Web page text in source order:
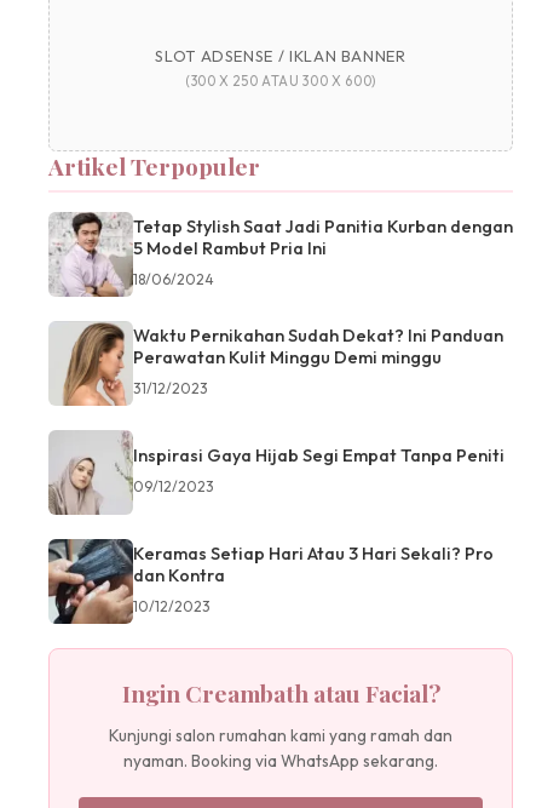
SLOT ADSENSE / IKLAN BANNER
(300 X 250 ATAU 300 X 600)
Artikel Terpopuler
Tetap Stylish Saat Jadi Panitia Kurban dengan
5 Model Rambut Pria Ini
18/06/2024
Waktu Pernikahan Sudah Dekat? Ini Panduan
Perawatan Kulit Minggu Demi minggu
31/12/2023
Inspirasi Gaya Hijab Segi Empat Tanpa Peniti
09/12/2023
Keramas Setiap Hari Atau 3 Hari Sekali? Pro
dan Kontra
10/12/2023
Ingin Creambath atau Facial?
Kunjungi salon rumahan kami yang ramah dan
nyaman. Booking via WhatsApp sekarang.